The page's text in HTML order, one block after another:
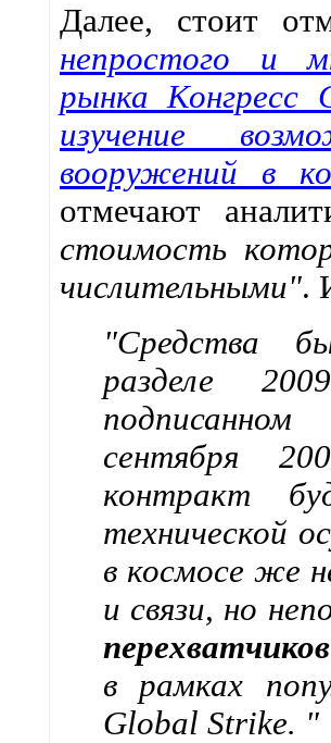
Далее, стоит
непростого и
рынка
изучение
вооружений в
отмечают
стоимость
числительными".
"Средства
разделе
сентября
контракт
технической
в космосе же
и связи, но
перехватчиков
в рамках
Global Strike. "